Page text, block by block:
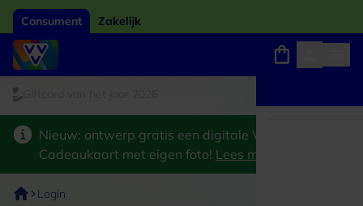
Consument Zakelijk
Nieuw: ontwerp gratis een digitale VVV
Cadeaukaart met eigen foto! Lees meer
Login